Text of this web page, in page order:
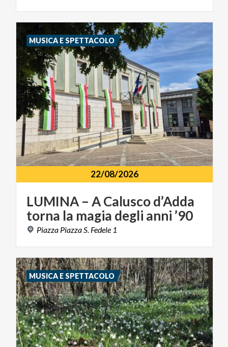
22/08/2026
LUMINA – ACaluscod’Adda
torna la magia degli anni ’90
Piazza Piazza S. Fedele 1
MUSICA E SPETTACOLO
MUSICA E SPETTACOLO